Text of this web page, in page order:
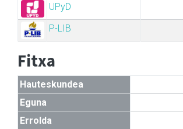
UPyD
P-LIB
Fitxa
Hauteskundea
Eguna
Errolda